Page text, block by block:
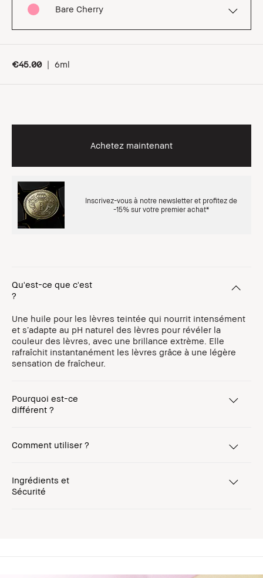
Bare Cherry
€45.00 | 6ml
Achetez maintenant
Inscrivez-vous à notre newsletter et profitez de
-15% sur votre premier achat*
Qu'est-ce que c'est
?
Une huile pour les lèvres teintée qui nourrit intensément
et s’adapte au pH naturel des lèvres pour révéler la
couleur des lèvres, avec une brillance extrème. Elle
rafraîchit instantanément les lèvres grâce à une légère
sensation de fraîcheur.
Pourquoi est-ce
différent ?
Comment utiliser ?
Ingrédients et
Sécurité